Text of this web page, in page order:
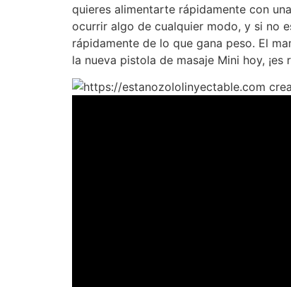
quieres alimentarte rápidamente con
ocurrir algo de cualquier modo, y si no
rápidamente de lo que gana peso. El
la nueva pistola de masaje Mini hoy, ¡es